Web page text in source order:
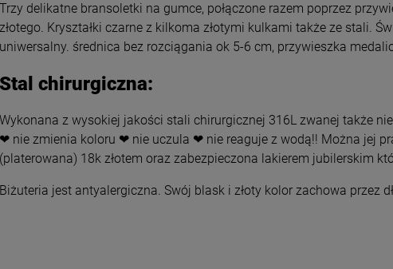
STAL CHIRURGICZNA
łapacz snów kryształki czarne
Bransoletka elastyczna kuleczki
Trzy delikatne bransoletki na gumce, połączone razem poprzez
złotego. Kryształki czarne z kilkoma złotymi kulkami także ze stali.
uniwersalny. średnica bez rozciągania ok 5-6 cm, przywieszka
Stal chirurgiczna:
Wykonana z wysokiej jakości stali chirurgicznej 316L zwanej także
❤ nie zmienia koloru ❤ nie uczula ❤ nie reaguje z wodą!! Można jej
(platerowana) 18k złotem oraz zabezpieczona lakierem jubilerskim
Biżuteria jest antyalergiczna. Swój blask i złoty kolor zachowa przez